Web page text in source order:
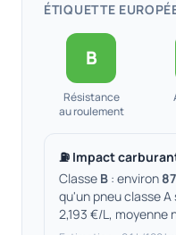
ÉTIQUETTE
B
Résistance
au roulement
⛽ Impact
Classe B : environ
qu'un pneu classe
2,193 €/L,